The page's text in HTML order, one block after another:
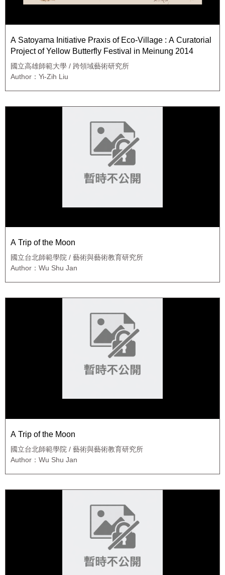
A Satoyama Initiative Praxis of Eco-Village : A Curatorial
Project of Yellow Butterfly Festival in Meinung 2014
國立高雄師範大學 / 跨領域藝術研究所
Author：Yi-Zih Liu
A Trip of the Moon
國立台北師範學院 / 藝術與藝術教育研究所
Author：Wu Shu Jan
A Trip of the Moon
國立台北師範學院 / 藝術與藝術教育研究所
Author：Wu Shu Jan